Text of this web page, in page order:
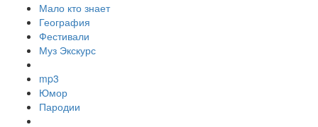
Мало кто знает
География
Фестивали
Муз Экскурс
mp3
Юмор
Пародии